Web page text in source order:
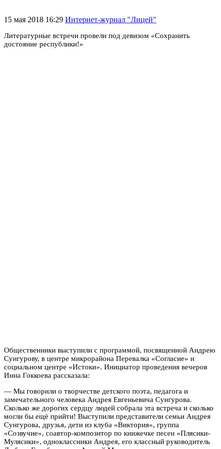
15 мая 2018 16:29 Интернет-журнал "Лицей"
Литературные встречи провели под девизом «Сохранить
достояние республики!»
Общественники выступили с программой, посвященной Андрею
Сунгурову, в центре микрорайона Перевалка «Согласие» и
социальном центре «Истоки». Инициатор проведения вечеров
Инна Гоккоева рассказала:
— Мы говорили о творчестве детского поэта, педагога и
замечательного человека Андрея Евгеньевича Сунгурова.
Сколько же дорогих сердцу людей собрала эта встреча и сколько
могли бы ещё прийти! Выступили представители семьи Андрея
Сунгурова, друзья, дети из клуба «Виктория», группа
«Созвучие», соавтор-композитор по книжечке песен «Плясики-
Мулясики», одноклассники Андрея, его классный руководитель